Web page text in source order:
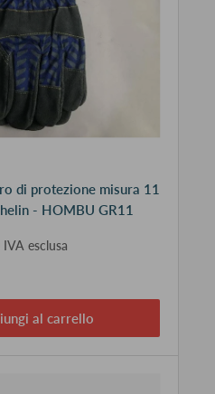
di protezione misura 11
- HOMBU GR11
esclusa
al carrello